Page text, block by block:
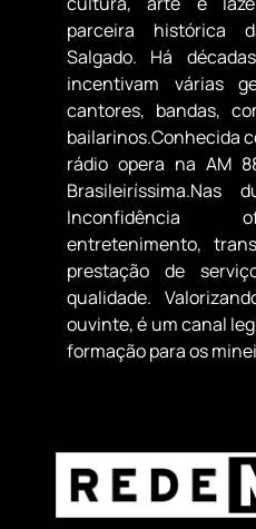
parceira histórica
Salgado. Há
incentivam várias
cantores, bandas,
bailarinos.Conhecida
rádio opera na AM
Brasileiríssima.Nas
Inconfidência
entretenimento,
prestação de
qualidade.
ouvinte, é um canal
formação para os